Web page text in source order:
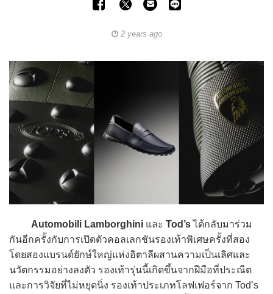
2 years ago
Automobili Lamborghini และ Tod’sได้กลับมาร่วม
กันอีกครั้งกับการเปิดตัวคอลเลกชันรองเท้าพิเศษครั้งที่สอง
โดยสองแบรนด์ยักษ์ใหญ่แห่งอิตาลีผสานความเป็นเลิศและ
นวัตกรรมอย่างลงตัว รองเท้ารุ่นนี้เกิดขึ้นจากฝีมือที่ประณีต
และการวิจัยที่ไม่หยุดนิ่ง รองเท้าประเภทโลฟเฟอร์จาก Tod’s